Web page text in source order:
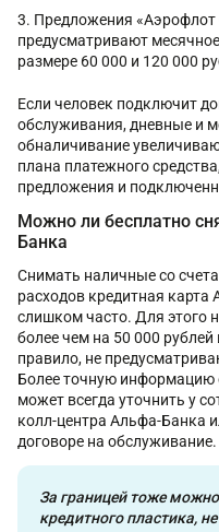
Предложения «Аэрофлот
предусматривают
размере 60 000 и 120 000
Если человек подключит
обслуживания, дневные и
обналичивание
плана платежного
предложения и
Можно ли бесплатно
Банка
Снимать наличные со
расходов кредитная карта
слишком часто. Для этого
более чем на 50 000
правило, не
Более точную информацию
может всегда уточнить у
колл-центра Альфа-Банка
договоре на обслуживание.
За границей тоже
кредитного пластика,